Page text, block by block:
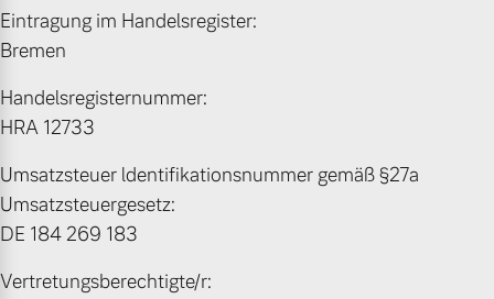
Mild-Hybrid
4 Modelle
Volvo Gebrauchtwagenbörse
Gebrauchtwagen
Volvo kauft Ihr Auto
Kontakt und Anfahrt
Unsere News & Events
Eintragung im Handelsregister:
Bremen
Handelsregisternummer:
HRA 12733
Umsatzsteuer ldentifikationsnummer gemäß §27a
Umsatzsteuergesetz:
DE 184 269 183
Vertretungsberechtigte/r: